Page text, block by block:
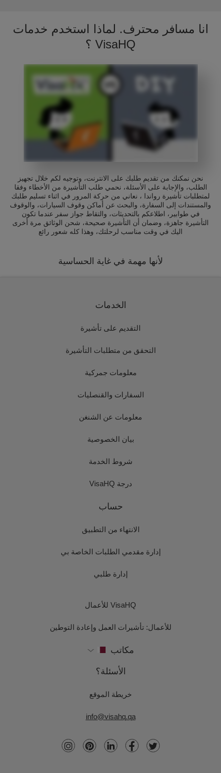
انا مسافر محترف. لماذا استخدم خدمات
VisaHQ ؟
نحن نمكنك من تقديم طلبك على الانترنت، وتوجيه لكم خلال تجهيز
الطلب، والإجابة على الأسئلة، نحمي طلب التأشيرة من الأخطاء وفقا
لمتطلبات تأشيرة رواندا ، نعاني من حركة المرور في اثناء تسليم طلبك
والمستندات إلى السفارة، والبحث عن أماكن وقوف السيارات، والوقوف
في طوابير، اطلاعكم بالتحديثات، والتقاط جواز سفر عندما تكون
التأشيرة جاهزة، وضمان أن التأشيرة صحيحة، شحن الوثائق مرة أخرى
اليك في وقت مناسب لرحلتك، وهذا كله شعور رائع
لأنها مهمة في غاية الحساسية
الخدمات
التقديم على تأشيرة
التحقق من متطلبات التأشيرة
معلومات جمركية
السفارات والقنصليات
معلومات عن الشنغن
بيان الخصوصية
شروط الخدمة
درجة VisaHQ
حساب
الانتهاء من التطبيق
إدارة مقدمي الطلبات الخاصة بي
إدارة طلبي
VisaHQ للأعمال
للأعمال: تأشيرات العمل وإعادة التوطين
مكاتب
الأسئلة؟
خريطة الموقع
info@visahq.qa